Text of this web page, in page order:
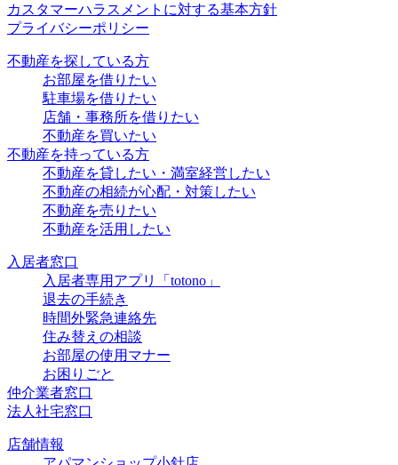
カスタマーハラスメントに対する基本方針
プライバシーポリシー
不動産を探している方
お部屋を借りたい
駐車場を借りたい
店舗・事務所を借りたい
不動産を買いたい
不動産を持っている方
不動産を貸したい・満室経営したい
不動産の相続が心配・対策したい
不動産を売りたい
不動産を活用したい
入居者窓口
入居者専用アプリ「totono」
退去の手続き
時間外緊急連絡先
住み替えの相談
お部屋の使用マナー
お困りごと
仲介業者窓口
法人社宅窓口
店舗情報